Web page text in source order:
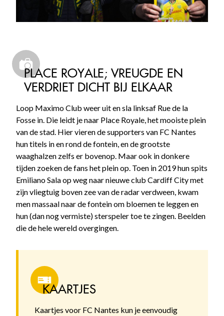
PLACE ROYALE; VREUGDE EN
VERDRIET DICHT BIJ ELKAAR
Loop Maximo Club weer uit en sla linksaf Rue de la
Fosse in. Die leidt je naar Place Royale, het mooiste plein
van de stad. Hier vieren de supporters van FC Nantes
hun titels in en rond de fontein, en de grootste
waaghalzen zelfs er bovenop. Maar ook in donkere
tijden zoeken de fans het plein op. Toen in 2019 hun spits
Emiliano Sala op weg naar nieuwe club Cardiff City met
zijn vliegtuig boven zee van de radar verdween, kwam
men massaal naar de fontein om bloemen te leggen en
hun (dan nog vermiste) sterspeler toe te zingen. Beelden
die de hele wereld overgingen.
KAARTJES
Kaartjes voor FC Nantes kun je eenvoudig